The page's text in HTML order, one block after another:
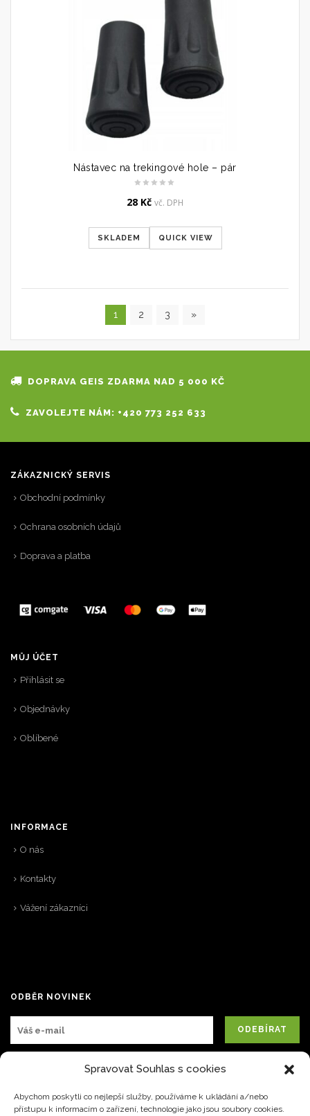
Spravovat Souhlas s cookies
Abychom poskytli co nejlepší služby, používáme k ukládání a/nebo
přístupu k informacím o zařízení, technologie jako jsou soubory cookies.
Nástavec na trekingové hole – pár
28 Kč vč. DPH
SKLADEM QUICK VIEW
1 2 3 »
DOPRAVA GEIS ZDARMA NAD 5 000 KČ
ZAVOLEJTE NÁM: +420 773 252 633
ZÁKAZNICKÝ SERVIS
Obchodní podmínky
Ochrana osobních údajů
Doprava a platba
MŮJ ÚČET
Přihlásit se
Objednávky
Oblíbené
INFORMACE
O nás
Kontakty
Vážení zákazníci
ODBĚR NOVINEK